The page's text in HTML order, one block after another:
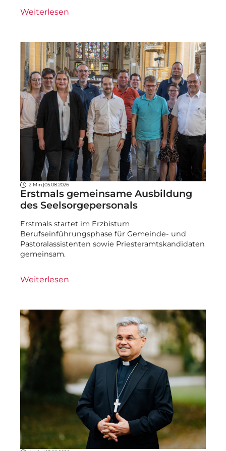
Weiterlesen
2 Min.|05.08.2026
Erstmals gemeinsame Ausbildung
des Seelsorgepersonals
Erstmals startet im Erzbistum
Berufseinführungsphase für Gemeinde- und
Pastoralassistenten sowie Priesteramtskandidaten
gemeinsam.
Weiterlesen